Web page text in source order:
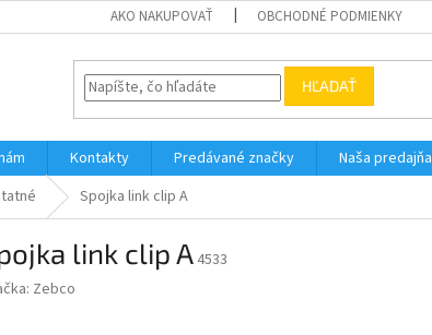
AKO NAKUPOVAŤ OBCHODNÉ PODMIENKY
HĽADAŤ
Kontakty Predávané značky Naša predajňa
Spojka link clip A
link clip A4533
Zebco